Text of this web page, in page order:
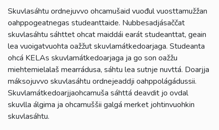
Skuvlasáhtu ordnejuvvo ohcamušaid vuođul vuosttamužžan
oahppogeatnegas studeanttaide. Nubbesadjásaččat
skuvlasáhtu sáhttet ohcat maiddái earát studeanttat, geain
lea vuoigatvuohta oažžut skuvlamátkedoarjaga. Studeanta
ohcá KELAs skuvlamátkedoarjaga ja go son oažžu
miehtemielalaš mearrádusa, sáhtu lea sutnje nuvttá. Doarjja
máksojuvvo skuvlasáhtu ordnejeaddji oahppolágádussii.
Skuvlamátkedoarjjaohcamuša sáhttá deavdit jo ovdal
skuvlla álgima ja ohcamuššii galgá merket johtinvuohkin
skuvlasáhtu.